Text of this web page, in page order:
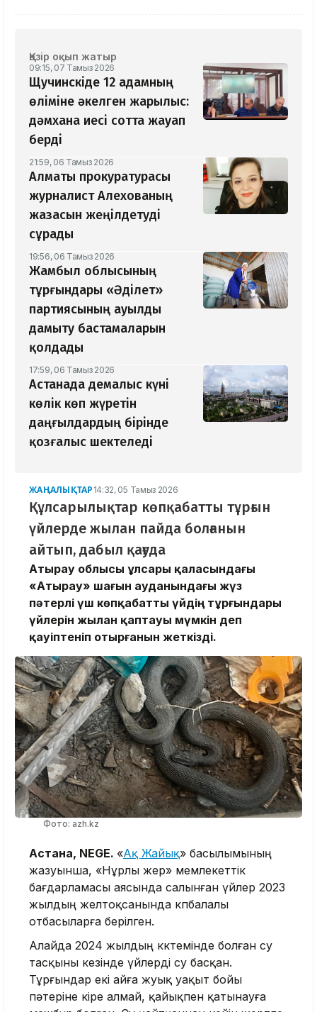
Қазір оқып жатыр
09:15, 07 Тамыз 2026
Щучинскіде 12 адамның
өліміне әкелген жарылыс:
дәмхана иесі сотта жауап
берді
21:59, 06 Тамыз 2026
Алматы прокуратурасы
журналист Алехованың
жазасын жеңілдетуді
сұрады
19:56, 06 Тамыз 2026
Жамбыл облысының
тұрғындары «Әділет»
партиясының ауылды
дамыту бастамаларын
қолдады
17:59, 06 Тамыз 2026
Астанада демалыс күні
көлік көп жүретін
даңғылдардың бірінде
қозғалыс шектеледі
ЖАҢАЛЫҚТАР 14:32, 05 Тамыз 2026
Құлсарылықтар көпқабатты тұрғын
үйлерде жылан пайда болғанын
айтып, дабыл қағуда
Атырау облысы Құлсары қаласындағы
«Атырау» шағын ауданындағы жүз
пәтерлі үш көпқабатты үйдің тұрғындары
үйлерін жылан қаптауы мүмкін деп
қауіптеніп отырғанын жеткізді.
Фото: azh.kz
Астана, NEGE. «Ақ Жайық» басылымының
жазуынша, «Нұрлы жер» мемлекеттік
бағдарламасы аясында салынған үйлер 2023
жылдың желтоқсанында көпбалалы
отбасыларға берілген.
Алайда 2024 жылдың көктемінде болған су
тасқыны кезінде үйлерді су басқан.
Тұрғындар екі айға жуық уақыт бойы
пәтеріне кіре алмай, қайықпен қатынауға